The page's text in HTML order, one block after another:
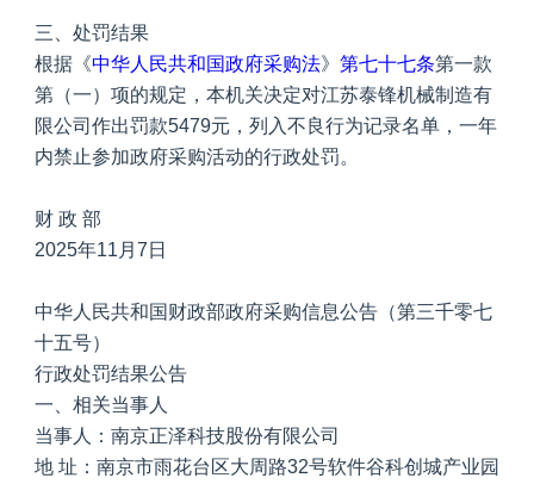
三、处罚结果
根据《中华人民共和国政府采购法》 第七十七条第一款
第（一）项的规定，本机关决定对江苏泰锋机械制造有
限公司作出罚款5479元，列入不良行为记录名单，一年
内禁止参加政府采购活动的行政处罚。
财 政 部
2025年11月7日
中华人民共和国财政部政府采购信息公告（第三千零七
十五号）
行政处罚结果公告
一、相关当事人
当事人：南京正泽科技股份有限公司
地 址：南京市雨花台区大周路32号软件谷科创城产业园